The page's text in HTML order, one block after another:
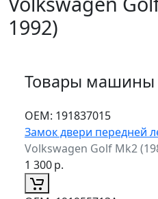
1992)
Товары машины
ОЕМ: 191837015
Замок двери передней
Volkswagen Golf Mk2
1 300р.